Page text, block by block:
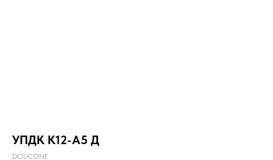
УПДК К12-А5 Д
DOUCONE